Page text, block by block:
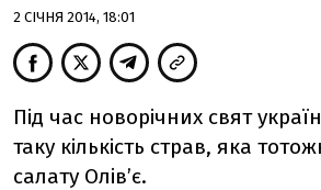
2 СІЧНЯ 2014, 18:01
Під час новорічних свят
таку кількість страв, яка
салату Олів’є.